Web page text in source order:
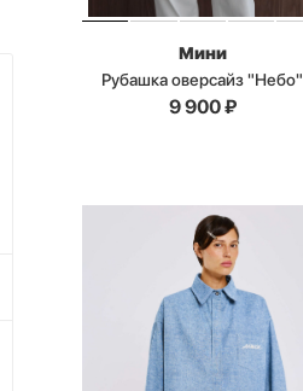
Мини
Рубашка оверсайз "Небо"
9 900₽